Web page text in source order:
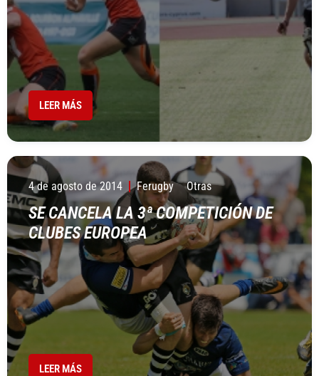
LEER MÁS
4 de agosto de 2014 Ferugby Otras
SE CANCELA LA 3ª COMPETICIÓN DE
CLUBES EUROPEA
LEER MÁS